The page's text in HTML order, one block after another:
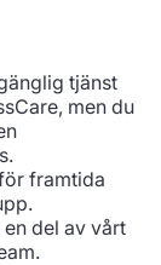
tjänst
men du
framtida
del av vårt